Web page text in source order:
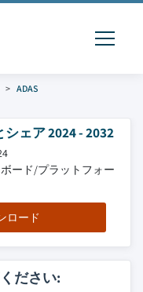
ADAS
ェア 2024 - 2032
ード/プラットフォー
ロード
ださい: